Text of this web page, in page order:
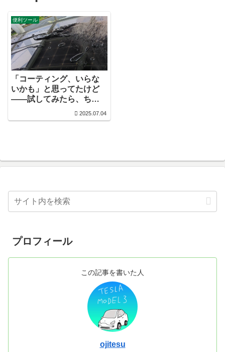
便利ツール
「コーティング、いらな
いかも」と思ってたけど
——試してみたら、ちょ
（テスラモデル3）
2025.07.04
プロフィール
この記事を書いた人
ojitesu